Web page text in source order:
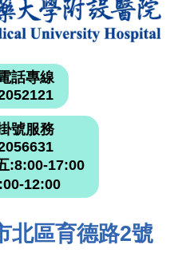
話專線
號服務
:8:00-17:00
12:00
北區育德路2號